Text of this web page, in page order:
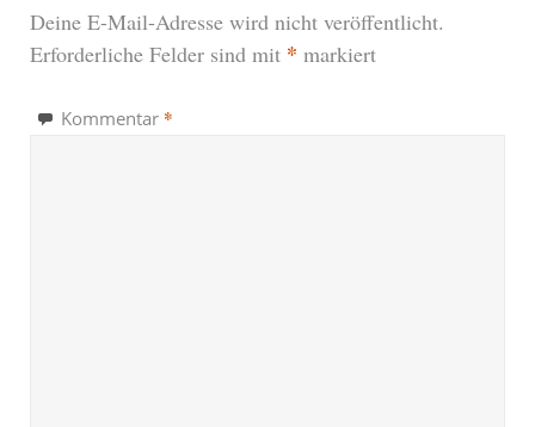
Deine E-Mail-Adresse wird nicht veröffentlicht.
Erforderliche Felder sind mit * markiert
Kommentar *